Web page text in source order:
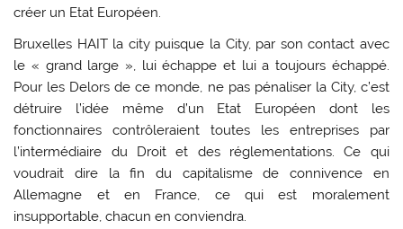
créer un Etat Européen.
Bruxelles HAIT la city puisque la City, par son contact avec
le « grand large », lui échappe et lui a toujours échappé.
Pour les Delors de ce monde, ne pas pénaliser la City, c’est
détruire l’idée même d’un Etat Européen dont les
fonctionnaires contrôleraient toutes les entreprises par
l’intermédiaire du Droit et des réglementations. Ce qui
voudrait dire la fin du capitalisme de connivence en
Allemagne et en France, ce qui est moralement
insupportable, chacun en conviendra.